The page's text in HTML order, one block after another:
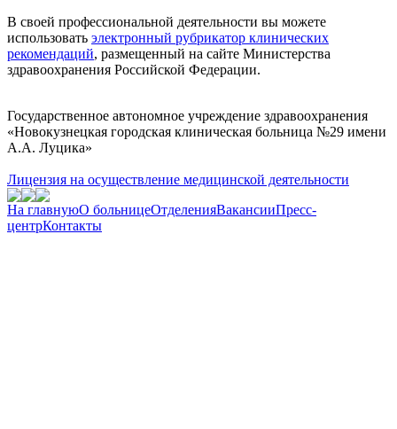
В своей профессиональной деятельности вы можете
использовать электронный рубрикатор клинических
рекомендаций, размещенный на сайте Министерства
здравоохранения Российской Федерации.
Государственное автономное учреждение здравоохранения
«Новокузнецкая городская клиническая больница №29 имени
А.А. Луцика»
Лицензия на осуществление медицинской деятельности
На главнуюО больницеОтделенияВакансииПресс-
центрКонтакты